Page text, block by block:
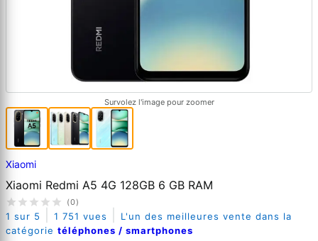
Survolez l'image pour zoomer
Xiaomi
Xiaomi Redmi A5 4G 128GB 6 GB RAM
(0)
1 sur 5 1 751 vues
L'un des meilleures vente dans la
catégorie téléphones / smartphones